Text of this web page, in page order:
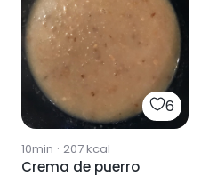
6
10min · 207kcal
Crema de puerro